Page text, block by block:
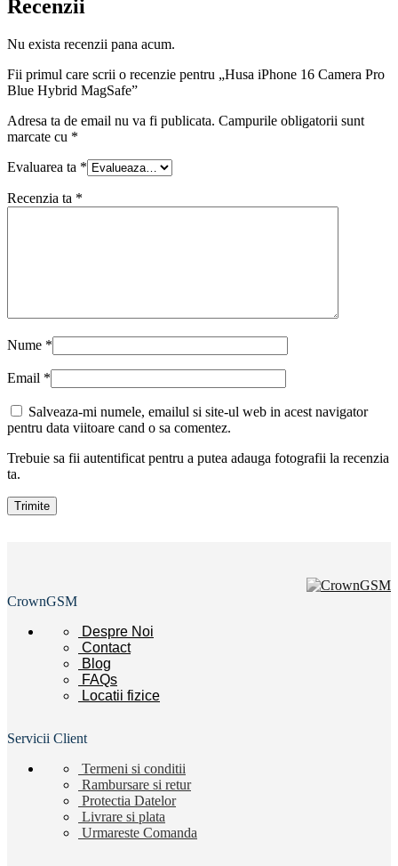
Recenzii
Nu exista recenzii pana acum.
Fii primul care scrii o recenzie pentru „Husa iPhone 16 Camera Pro
Blue Hybrid MagSafe”
Adresa ta de email nu va fi publicata. Campurile obligatorii sunt
marcate cu *
Evaluarea ta *
Recenzia ta *
Nume *
Email *
Salveaza-mi numele, emailul si site-ul web in acest navigator
pentru data viitoare cand o sa comentez.
Trebuie sa fii autentificat pentru a putea adauga fotografii la recenzia
ta.
CrownGSM
Despre Noi
Contact
Blog
FAQs
Locatii fizice
Servicii Client
Termeni si conditii
Rambursare si retur
Protectia Datelor
Livrare si plata
Urmareste Comanda